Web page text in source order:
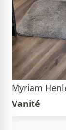
Myriam
Vanité